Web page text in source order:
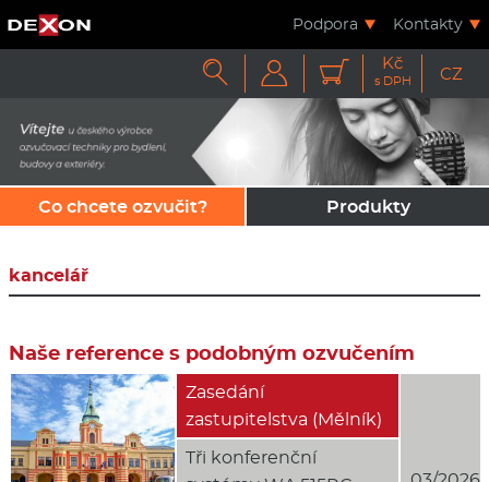
Podpora Kontakty
   Kč
s DPH CZ
Co chcete ozvučit? Produkty
kancelář
Naše reference s podobným ozvučením
Zasedání
zastupitelstva (Mělník)
Tři konferenční